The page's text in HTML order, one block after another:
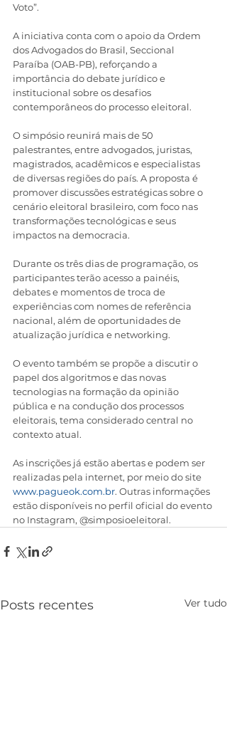
Voto”.
A iniciativa conta com o apoio da Ordem
dos Advogados do Brasil, Seccional
Paraíba (OAB-PB), reforçando a
importância do debate jurídico e
institucional sobre os desafios
contemporâneos do processo eleitoral.
O simpósio reunirá mais de 50
palestrantes, entre advogados, juristas,
magistrados, acadêmicos e especialistas
de diversas regiões do país. A proposta é
promover discussões estratégicas sobre o
cenário eleitoral brasileiro, com foco nas
transformações tecnológicas e seus
impactos na democracia.
Durante os três dias de programação, os
participantes terão acesso a painéis,
debates e momentos de troca de
experiências com nomes de referência
nacional, além de oportunidades de
atualização jurídica e networking.
O evento também se propõe a discutir o
papel dos algoritmos e das novas
tecnologias na formação da opinião
pública e na condução dos processos
eleitorais, tema considerado central no
contexto atual.
As inscrições já estão abertas e podem ser
realizadas pela internet, por meio do site
www.pagueok.com.br. Outras informações
estão disponíveis no perfil oficial do evento
no Instagram, @simposioeleitoral.
Posts recentes Ver tudo